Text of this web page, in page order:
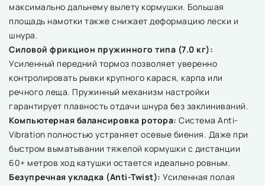
максимально дальнему вылету кормушки. Большая
площадь намотки также снижает деформацию лески и
шнура.
Силовой фрикцион пружинного типа (7.0 кг):
Усиленный передний тормоз позволяет уверенно
контролировать рывки крупного карася, карпа или
речного леща. Пружинный механизм настройки
гарантирует плавность отдачи шнура без заклиниваний.
Компьютерная балансировка ротора: Система Anti-
Vibration полностью устраняет осевые биения. Даже при
быстром выматывании тяжелой кормушки с дистанции
60+ метров ход катушки остается идеально ровным.
Безупречная укладка (Anti-Twist): Усиленная полая